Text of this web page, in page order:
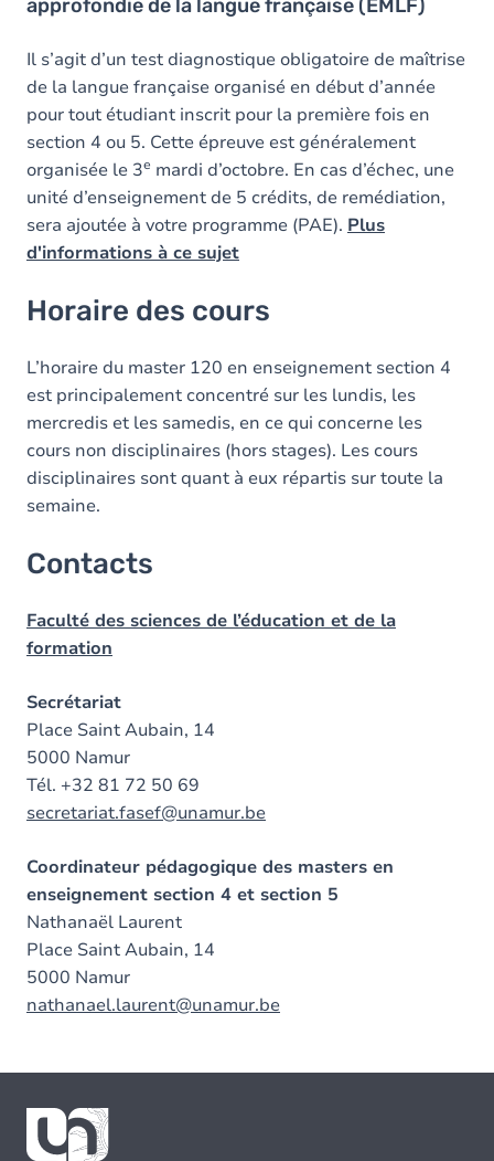
approfondie de la langue française (EMLF)
Il s’agit d’un test diagnostique obligatoire de maîtrise
de la langue française organisé en début d’année
pour tout étudiant inscrit pour la première fois en
section 4 ou 5. Cette épreuve est généralement
organisée le 3e mardi d’octobre. En cas d’échec, une
unité d’enseignement de 5 crédits, de remédiation,
sera ajoutée à votre programme (PAE). Plus
d'informations à ce sujet
Horaire des cours
L’horaire du master 120 en enseignement section 4
est principalement concentré sur les lundis, les
mercredis et les samedis, en ce qui concerne les
cours non disciplinaires (hors stages). Les cours
disciplinaires sont quant à eux répartis sur toute la
semaine.
Contacts
Faculté des sciences de l’éducation et de la
formation
Secrétariat
Place Saint Aubain, 14
5000 Namur
Tél. +32 81 72 50 69
secretariat.fasef@unamur.be
Coordinateur pédagogique des masters en
enseignement section 4 et section 5
Nathanaël Laurent
Place Saint Aubain, 14
5000 Namur
nathanael.laurent@unamur.be